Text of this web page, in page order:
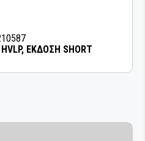
ΕΚΔΟΣΗ SHORT